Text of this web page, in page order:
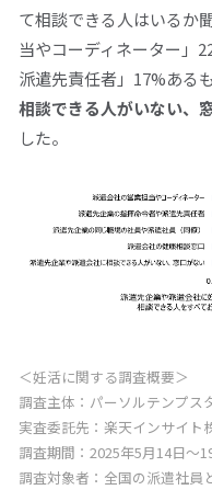
て相談できる人はいるか
当やコーディネーター」
派遣先責任者」 17%ある
相談できる人がいない、
した。
＜妊活に関する調査概要＞
調査主体：パーソルテンプス
実査委託先：楽天インサイト
調査期間： 2025年5月14日～
調査対象者：全国の派遣社員